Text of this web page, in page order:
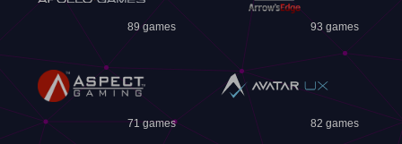
89 games 93 games
71 games 82 games